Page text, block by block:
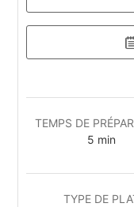
TEMPS DE
5 min
TYPE DE